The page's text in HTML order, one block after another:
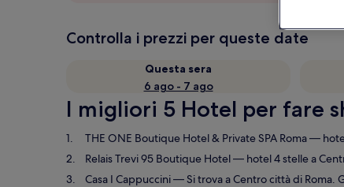
Controlla i prezzi per queste date
Questa sera
6 ago - 7 ago
I migliori 5 Hotel per fare
THE ONE Boutique Hotel & Private SPA Roma—
Relais Trevi 95 Boutique Hotel— hotel 4 stelle a
Casa I Cappuccini— Si trova a Centro città di Roma.